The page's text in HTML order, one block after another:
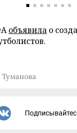
объявила о